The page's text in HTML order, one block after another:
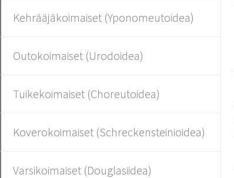
Kehrääjäkoimaiset (Yponomeutoidea)
Outokoimaiset (Urodoidea)
Tuikekoimaiset (Choreutoidea)
Koverokoimaiset (Schreckensteinioidea)
Varsikoimaiset (Douglasiidea)